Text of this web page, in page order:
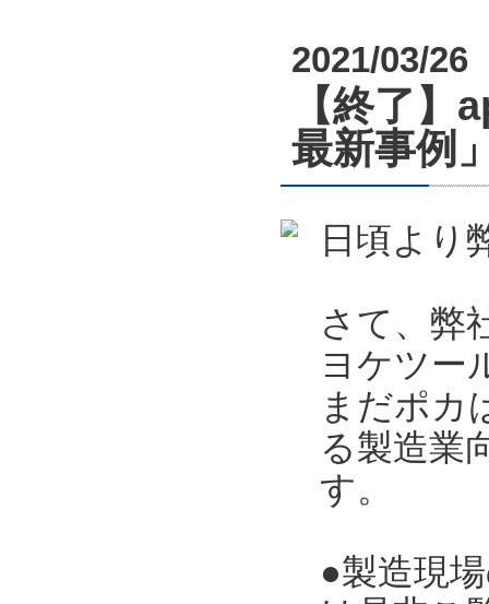
2021/03/26
【終了
最新事例
日頃より
さて、弊
ヨケツー
まだポカ
る製造業
す。
●製造現